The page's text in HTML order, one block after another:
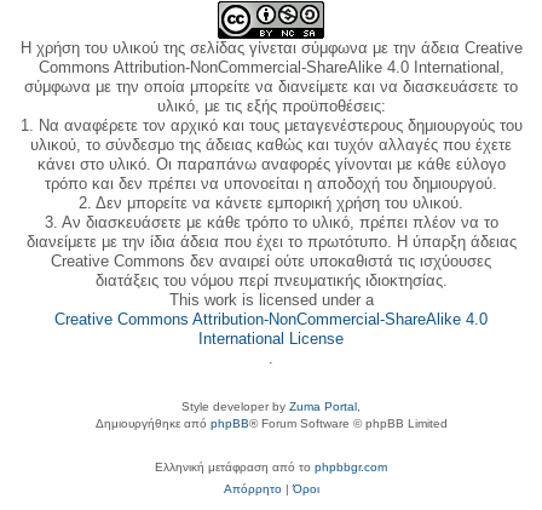
Η χρήση του υλικού της σελίδας γίνεται σύμφωνα με την άδεια Creative
Commons Attribution-NonCommercial-ShareAlike 4.0 International,
σύμφωνα με την οποία μπορείτε να διανείμετε και να διασκευάσετε το
υλικό, με τις εξής προϋποθέσεις:
1. Να αναφέρετε τον αρχικό και τους μεταγενέστερους δημιουργούς του
υλικού, το σύνδεσμο της άδειας καθώς και τυχόν αλλαγές που έχετε
κάνει στο υλικό. Οι παραπάνω αναφορές γίνονται με κάθε εύλογο
τρόπο και δεν πρέπει να υπονοείται η αποδοχή του δημιουργού.
2. Δεν μπορείτε να κάνετε εμπορική χρήση του υλικού.
3. Αν διασκευάσετε με κάθε τρόπο το υλικό, πρέπει πλέον να το
διανείμετε με την ίδια άδεια που έχει το πρωτότυπο. Η ύπαρξη άδειας
Creative Commons δεν αναιρεί ούτε υποκαθιστά τις ισχύουσες
διατάξεις του νόμου περί πνευματικής ιδιοκτησίας.
This work is licensed under a
Creative Commons Attribution-NonCommercial-ShareAlike 4.0
International License
Style developer by Zuma Portal,
Δημιουργήθηκε από phpBB® Forum Software © phpBB Limited
Ελληνική μετάφραση από το phpbbgr.com
Απόρρητο|Όροι